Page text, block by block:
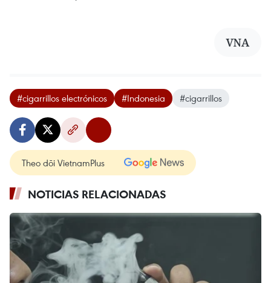
VNA
#cigarrillos electrónicos #Indonesia #cigarrillos
Theo dõi VietnamPlus
NOTICIAS RELACIONADAS